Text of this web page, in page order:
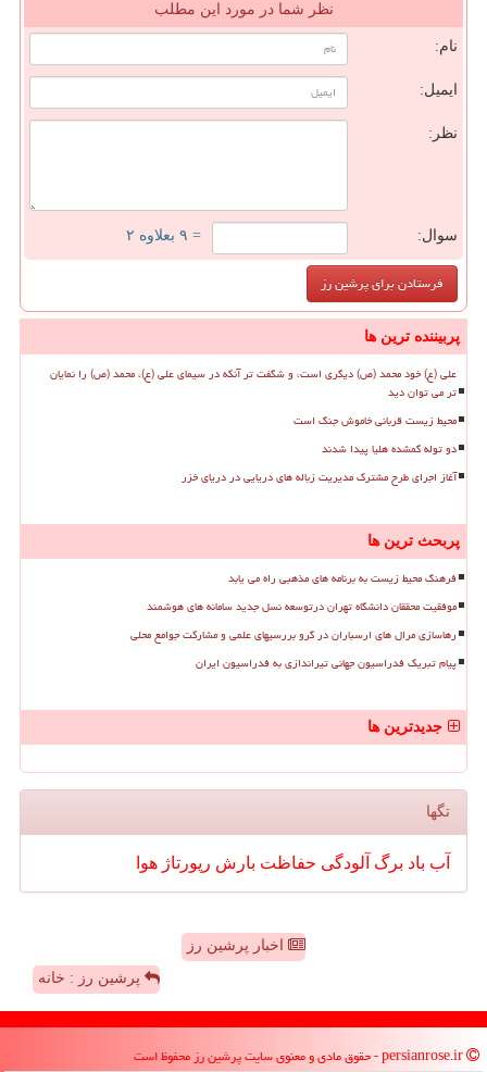
نظر شما در مورد این مطلب
نام:
ایمیل:
نظر:
سوال: = ۹ بعلاوه ۲
پربیننده ترین ها
علی (ع) خود محمد (ص) دیگری است، و شگفت تر آنکه در سیمای علی (ع)، محمد (ص) را نمایان
تر می توان دید
محیط زیست قربانی خاموش جنگ است
دو توله گمشده هلیا پیدا شدند
آغاز اجرای طرح مشترک مدیریت زباله های دریایی در دریای خزر
پربحث ترین ها
فرهنگ محیط زیست به برنامه های مذهبی راه می یابد
موفقیت محققان دانشگاه تهران درتوسعه نسل جدید سامانه های هوشمند
رهاسازی مرال های ارسباران در گرو بررسیهای علمی و مشارکت جوامع محلی
پیام تبریک فدراسیون جهانی تیراندازی به فدراسیون ایران
جدیدترین ها
تگها
آب باد برگ آلودگی حفاظت بارش رپورتاژ هوا
اخبار پرشین رز
پرشین رز : خانه